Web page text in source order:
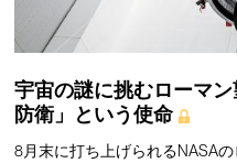
宇宙の謎に挑むローマ
防衛」という使命
8月末に打ち上げられるNASA